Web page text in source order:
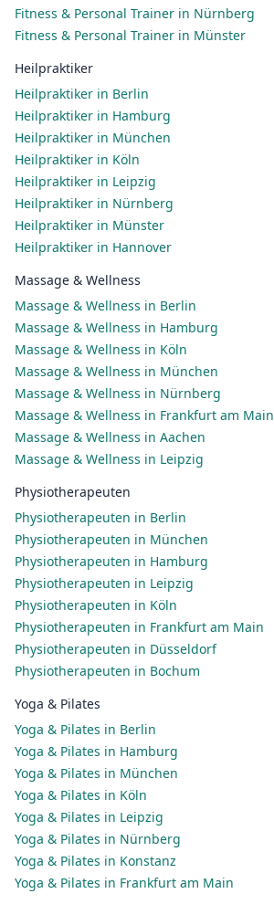
Fitness & Personal Trainer in Nürnberg
Fitness & Personal Trainer in Münster
Heilpraktiker
Heilpraktiker in Berlin
Heilpraktiker in Hamburg
Heilpraktiker in München
Heilpraktiker in Köln
Heilpraktiker in Leipzig
Heilpraktiker in Nürnberg
Heilpraktiker in Münster
Heilpraktiker in Hannover
Massage & Wellness
Massage & Wellness in Berlin
Massage & Wellness in Hamburg
Massage & Wellness in Köln
Massage & Wellness in München
Massage & Wellness in Nürnberg
Massage & Wellness in Frankfurt am Main
Massage & Wellness in Aachen
Massage & Wellness in Leipzig
Physiotherapeuten
Physiotherapeuten in Berlin
Physiotherapeuten in München
Physiotherapeuten in Hamburg
Physiotherapeuten in Leipzig
Physiotherapeuten in Köln
Physiotherapeuten in Frankfurt am Main
Physiotherapeuten in Düsseldorf
Physiotherapeuten in Bochum
Yoga & Pilates
Yoga & Pilates in Berlin
Yoga & Pilates in Hamburg
Yoga & Pilates in München
Yoga & Pilates in Köln
Yoga & Pilates in Leipzig
Yoga & Pilates in Nürnberg
Yoga & Pilates in Konstanz
Yoga & Pilates in Frankfurt am Main